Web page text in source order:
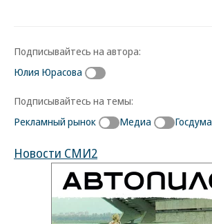
Подписывайтесь на автора:
Юлия Юрасова
Подписывайтесь на темы:
Рекламный рынок
Медиа Госдума
Новости СМИ2